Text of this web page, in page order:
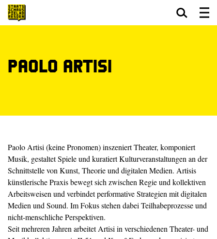
Paolo Artisi
Paolo Artisi (keine Pronomen) inszeniert Theater, komponiert
Musik, gestaltet Spiele und kuratiert Kulturveranstaltungen an der
Schnittstelle von Kunst, Theorie und digitalen Medien. Artisis
künstlerische Praxis bewegt sich zwischen Regie und kollektiven
Arbeitsweisen und verbindet performative Strategien mit digitalen
Medien und Sound. Im Fokus stehen dabei Teilhabeprozesse und
nicht-menschliche Perspektiven.
Seit mehreren Jahren arbeitet Artisi in verschiedenen Theater- und